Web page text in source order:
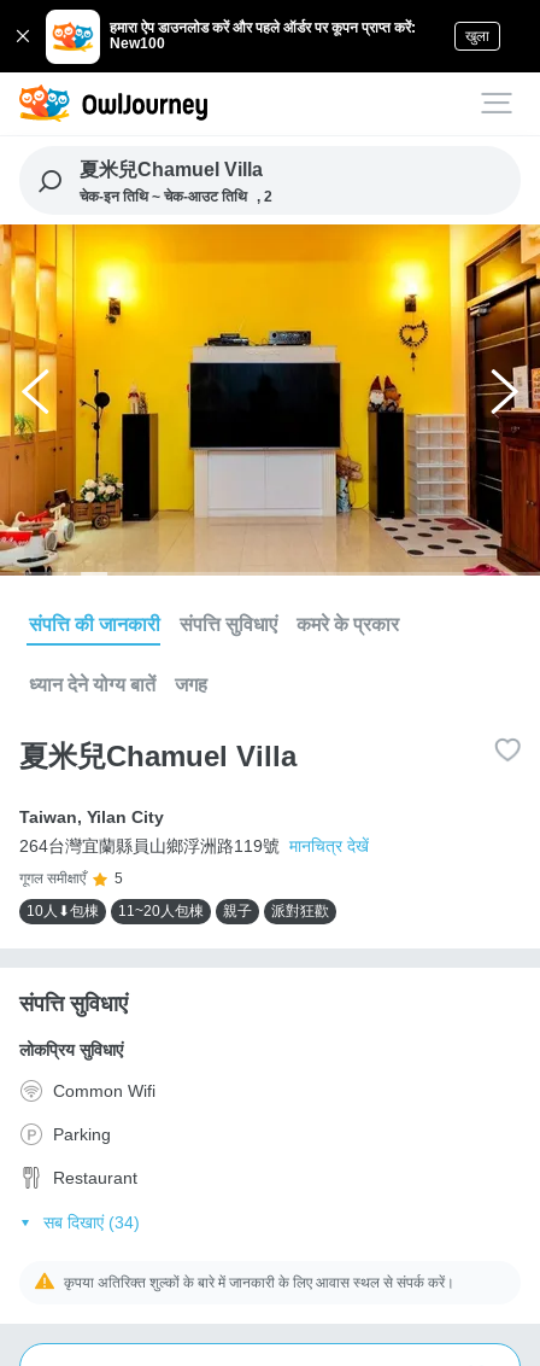
हमारा ऐप डाउनलोड करें और पहले ऑर्डर पर कूपन प्राप्त करें:
New100
खुला
夏米兒Chamuel Villa
चेक-इन तिथि ~ चेक-आउट तिथि , 2
संपत्ति की जानकारी संपत्ति सुविधाएं कमरे के प्रकार
ध्यान देने योग्य बातें जगह
夏米兒Chamuel Villa
Taiwan, Yilan City
264台灣宜蘭縣員山鄉浮洲路119號 मानचित्र देखें
गूगल समीक्षाएँ
5
10人⬇包棟
11~20人包棟 親子 派對狂歡
संपत्ति सुविधाएं
लोकप्रिय सुविधाएं
Common Wifi
Parking
Restaurant
सब दिखाएं (34)
कृपया अतिरिक्त शुल्कों के बारे में जानकारी के लिए आवास स्थल से संपर्क करें।